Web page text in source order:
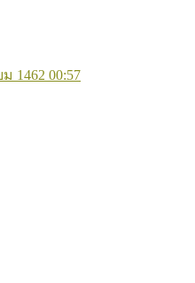
1462 00:57